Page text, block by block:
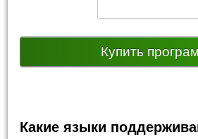
Купить
Какие языки